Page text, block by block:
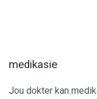
medikasie
Jou dokter kan